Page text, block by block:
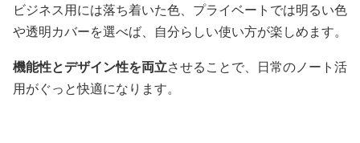
ビジネス用には落ち着いた色、プライベートでは明るい色
や透明カバーを選べば、自分らしい使い方が楽しめます。
機能性とデザイン性を両立させることで、日常のノート活
用がぐっと快適になります。